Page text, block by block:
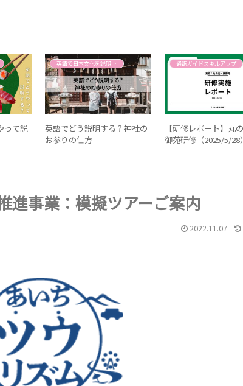
って説
英語で日本文化を説明する
英語でどう説明する？神社の
お参りの仕方
通訳ガイドスキルアップ
【研修レポート】丸
御苑研修（2025/5/28）
進事業：模擬ツアーご案内
2022.11.07